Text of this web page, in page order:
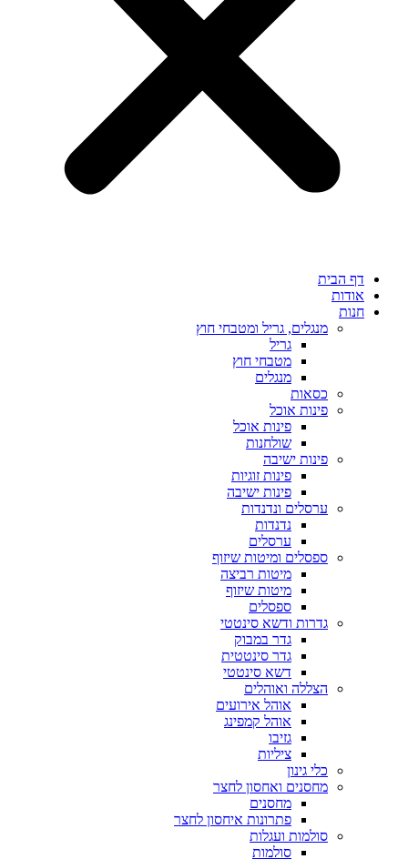
דף הבית
אודות
חנות
מנגלים, גריל ומטבחי חוץ
גריל
מטבחי חוץ
מנגלים
כסאות
פינות אוכל
פינות אוכל
שולחנות
פינות ישיבה
פינות זוגיות
פינות ישיבה
ערסלים ונדנדות
נדנדות
ערסלים
ספסלים ומיטות שיזוף
מיטות רביצה
מיטות שיזוף
ספסלים
גדרות ודשא סינטטי
גדר במבוק
גדר סינטטית
דשא סינטטי
הצללה ואוהלים
אוהל אירועים
אוהל קמפינג
גזיבו
ציליות
כלי גינון
מחסנים ואחסון לחצר
מחסנים
פתרונות איחסון לחצר
סולמות ועגלות
סולמות